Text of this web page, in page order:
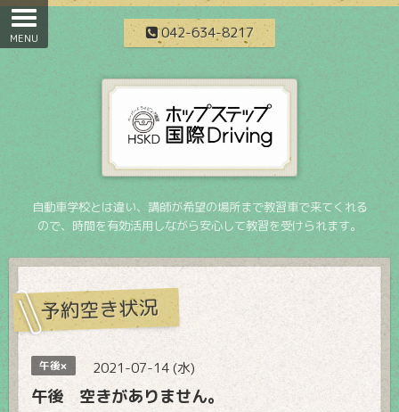
042-634-8217
自動車学校とは違い、講師が希望の場所まで教習車で来てくれる
ので、時間を有効活用しながら安心して教習を受けられます。
予約空き状況
午後× 2021-07-14 (水)
午後 空きがありません。